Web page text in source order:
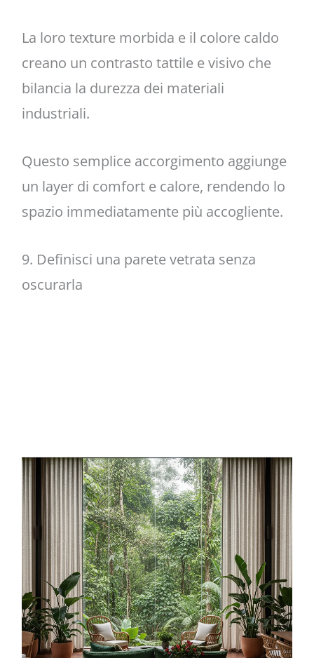
La loro texture morbida e il colore caldo
creano un contrasto tattile e visivo che
bilancia la durezza dei materiali
industriali.
Questo semplice accorgimento aggiunge
un layer di comfort e calore, rendendo lo
spazio immediatamente più accogliente.
9. Definisci una parete vetrata senza
oscurarla